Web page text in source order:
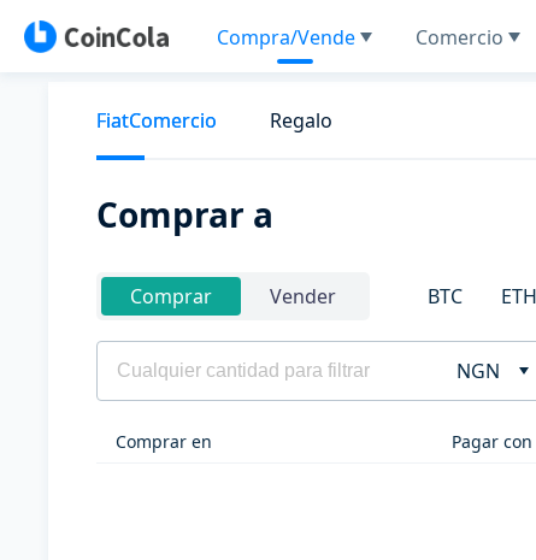
Compra/Vende Comercio
FiatComercio Regalo
Comprar a
Comprar Vender BTC ETH
NGN
Comprar en Pagar con